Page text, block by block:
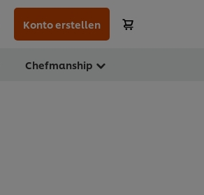
Konto erstellen
Chefmanship